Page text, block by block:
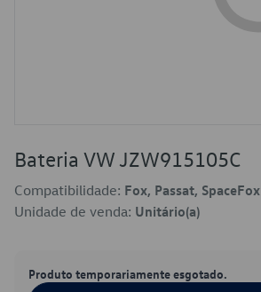
Bateria VW JZW915105C
Compatibilidade: Fox, Passat, SpaceFox
Unidade de venda: Unitário(a)
Produto temporariamente esgotado.